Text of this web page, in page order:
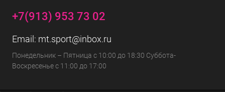
+7(913) 953 73 02
Email: mt.sport@inbox.ru
Понедельник – Пятница с 10:00 до 18:30 Суббота-
Воскресенье с 11:00 до 17:00